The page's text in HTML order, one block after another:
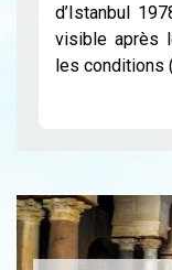
d’Istanbul
visible après
les conditions